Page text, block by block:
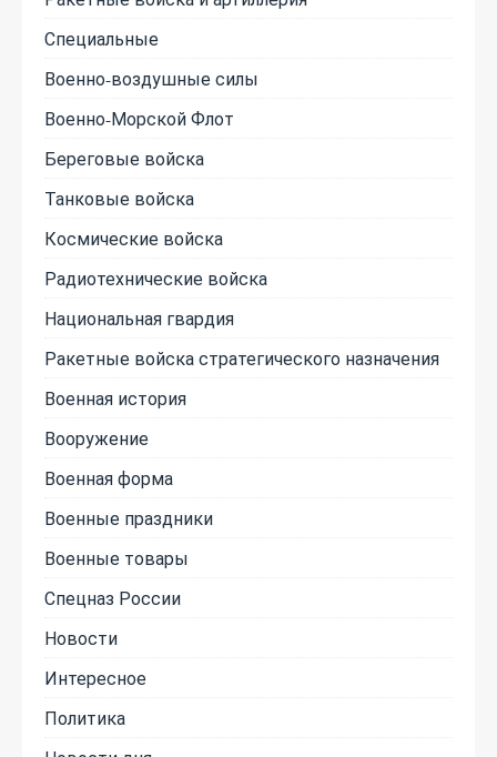
Специальные
Военно-воздушные силы
Военно-Морской Флот
Береговые войска
Танковые войска
Космические войска
Радиотехнические войска
Национальная гвардия
Ракетные войска стратегического назначения
Военная история
Вооружение
Военная форма
Военные праздники
Военные товары
Спецназ России
Новости
Интересное
Политика